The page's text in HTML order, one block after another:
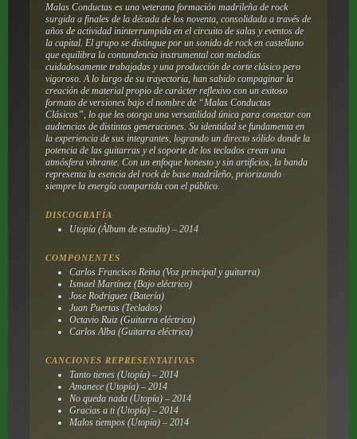
Malas Conductas es una veterana formación madrileña de rock
surgida a finales de la década de los noventa, consolidada a través de
años de actividad ininterrumpida en el circuito de salas y eventos de
la capital. El grupo se distingue por un sonido de rock en castellano
que equilibra la contundencia instrumental con melodías
cuidadosamente trabajadas y una producción de corte clásico pero
vigoroso. A lo largo de su trayectoria, han sabido compaginar la
creación de material propio de carácter reflexivo con un exitoso
formato de versiones bajo el nombre de “Malas Conductas
Clásicos”, lo que les otorga una versatilidad única para conectar con
audiencias de distintas generaciones. Su identidad se fundamenta en
la experiencia de sus integrantes, logrando un directo sólido donde la
potencia de las guitarras y el soporte de los teclados crean una
atmósfera vibrante. Con un enfoque honesto y sin artificios, la banda
representa la esencia del rock de base madrileño, priorizando
siempre la energía compartida con el público.
DISCOGRAFÍA
Utopía (Álbum de estudio) – 2014
COMPONENTES
Carlos Francisco Reina (Voz principal y guitarra)
Ismael Martínez (Bajo eléctrico)
Jose Rodriguez (Batería)
Juan Puertas (Teclados)
Octavio Ruiz (Guitarra eléctrica)
Carlos Alba (Guitarra eléctrica)
CANCIONES REPRESENTATIVAS
Tanto tienes (Utopía) – 2014
Amanece (Utopía) – 2014
No queda nada (Utopía) – 2014
Gracias a ti (Utopía) – 2014
Malos tiempos (Utopía) – 2014